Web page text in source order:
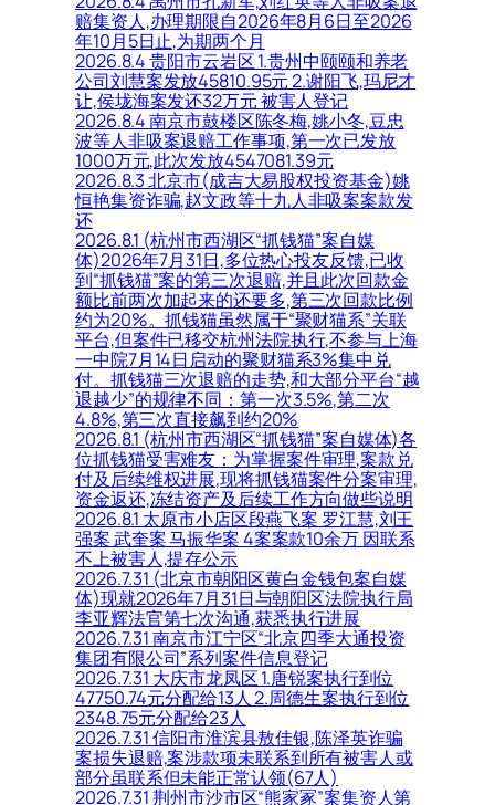
赔集资人,办理期限自2026年8月6日至2026
年10月5日止,为期两个月
2026.8.4 贵阳市云岩区 1.贵州中颐颐和养老
公司刘慧案发放45810.95元 2.谢阳飞,玛尼才
让,侯垅海案发还32万元 被害人登记
2026.8.4 南京市鼓楼区陈冬梅,姚小冬,豆忠
波等人非吸案退赔工作事项,第一次已发放
1000万元,此次发放4547081.39元
2026.8.3 北京市(成吉大易股权投资基金)姚
恒艳集资诈骗,赵文政等十九人非吸案案款发
还
2026.8.1 (杭州市西湖区“抓钱猫”案自媒
体)2026年7月31日,多位热心投友反馈,已收
到“抓钱猫”案的第三次退赔,并且此次回款金
额比前两次加起来的还要多,第三次回款比例
约为20%。抓钱猫虽然属于“聚财猫系”关联
平台,但案件已移交杭州法院执行,不参与上海
一中院7月14日启动的聚财猫系3%集中兑
付。抓钱猫三次退赔的走势,和大部分平台“越
退越少”的规律不同：第一次3.5%,第二次
4.8%,第三次直接飙到约20%
2026.8.1 (杭州市西湖区“抓钱猫”案自媒体)各
位抓钱猫受害难友：为掌握案件审理,案款兑
付及后续维权进展,现将抓钱猫案件分案审理,
资金返还,冻结资产及后续工作方向做些说明
2026.8.1 太原市小店区段燕飞案 罗江慧,刘王
强案 武奎案 马振华案 4案案款10余万 因联系
不上被害人,提存公示
2026.7.31 (北京市朝阳区黄白金钱包案自媒
体)现就2026年7月31日与朝阳区法院执行局
李亚辉法官第七次沟通,获悉执行进展
2026.7.31 南京市江宁区“北京四季大通投资
集团有限公司”系列案件信息登记
2026.7.31 大庆市龙凤区 1.唐锐案执行到位
47750.74元分配给13人 2.周德生案执行到位
2348.75元分配给23人
2026.7.31 信阳市淮滨县敖佳银,陈泽英诈骗
案损失退赔,案涉款项未联系到所有被害人或
部分虽联系但未能正常认领(67人)
2026.7.31 荆州市沙市区“熊家冢”案集资人第